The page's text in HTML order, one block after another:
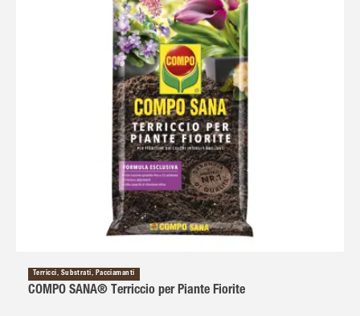
Terricci, Substrati, Pacciamanti
COMPO SANA® Terriccio per Piante Fiorite